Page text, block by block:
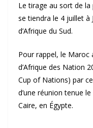
Le tirage au sort de
se tiendra le 4 juillet à
d’Afrique du Sud.
Pour rappel, le Maroc
d’Afrique des Nation
Cup of Nations) par
d’une réunion tenue
Caire, en Égypte.